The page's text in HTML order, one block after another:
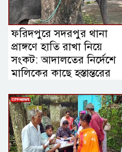
ফরিদপুরে সদরপুর থানা
প্রাঙ্গণে হাতি রাখা নিয়ে
সংকট: আদালতের নির্দেশে
মালিকের কাছে হস্তান্তরের